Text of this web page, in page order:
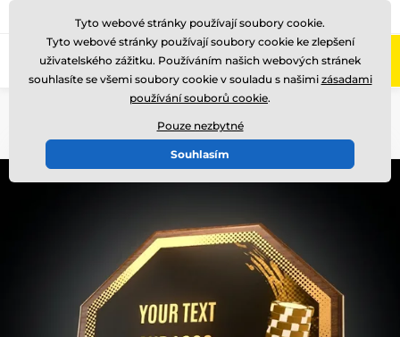
Zavolejte nám (Po-Pá 8-17)
Tyto webové stránky používají soubory cookie.
Tyto webové stránky používají soubory cookie ke zlepšení
uživatelského zážitku. Používáním našich webových stránek
souhlasíte se všemi soubory cookie v souladu s našimi zásadami
používání souborů cookie.
Pouze nezbytné
Souhlasím